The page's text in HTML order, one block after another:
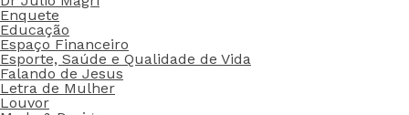
Enquete
Educação
Espaço Financeiro
Esporte, Saúde e Qualidade de Vida
Falando de Jesus
Letra de Mulher
Louvor